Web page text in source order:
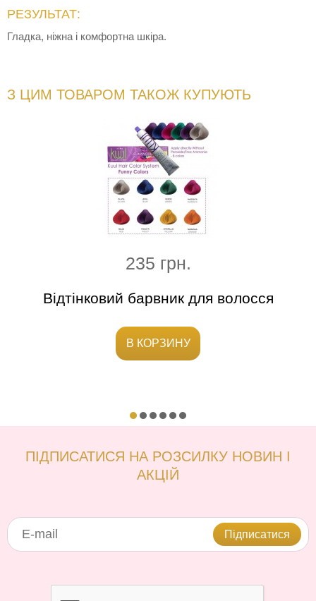
РЕЗУЛЬТАТ:
Гладка, ніжна і комфортна шкіра.
З ЦИМ ТОВАРОМ ТАКОЖ КУПУЮТЬ
235 грн.
Відтінковий барвник для волосся
В КОРЗИНУ
ПІДПИСАТИСЯ НА РОЗСИЛКУ НОВИН І
АКЦІЙ
Підписатися